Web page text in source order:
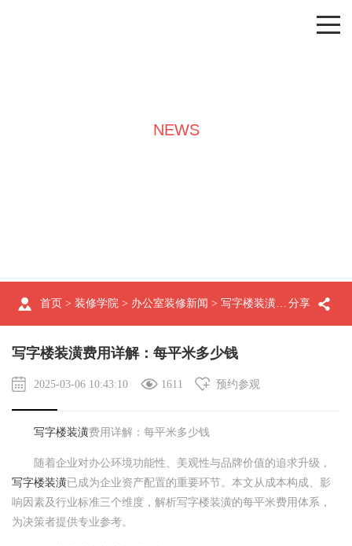
NEWS
分享
首页 > 装修学院 > 办公室装修新闻 > 写字楼装潢费用详解：每平米多少钱
写字楼装潢费用详解：每平米多少钱
2025-03-06 10:43:10 1611 预约参观
写字楼装潢费用详解：每平米多少钱
随着企业对办公环境功能性、美观性与品牌价值的追求升级，
写字楼装潢已成为企业资产配置的重要环节。本文从成本构成、影
响因素及行业标准三个维度，解析写字楼装潢的每平米费用体系，
为决策者提供专业参考。